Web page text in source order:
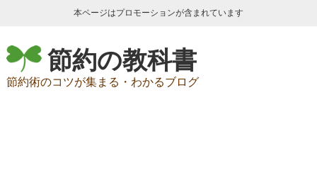
本ページはプロモーションが含まれています
節約の教科書
節約術のコツが集まる・わかるブログ